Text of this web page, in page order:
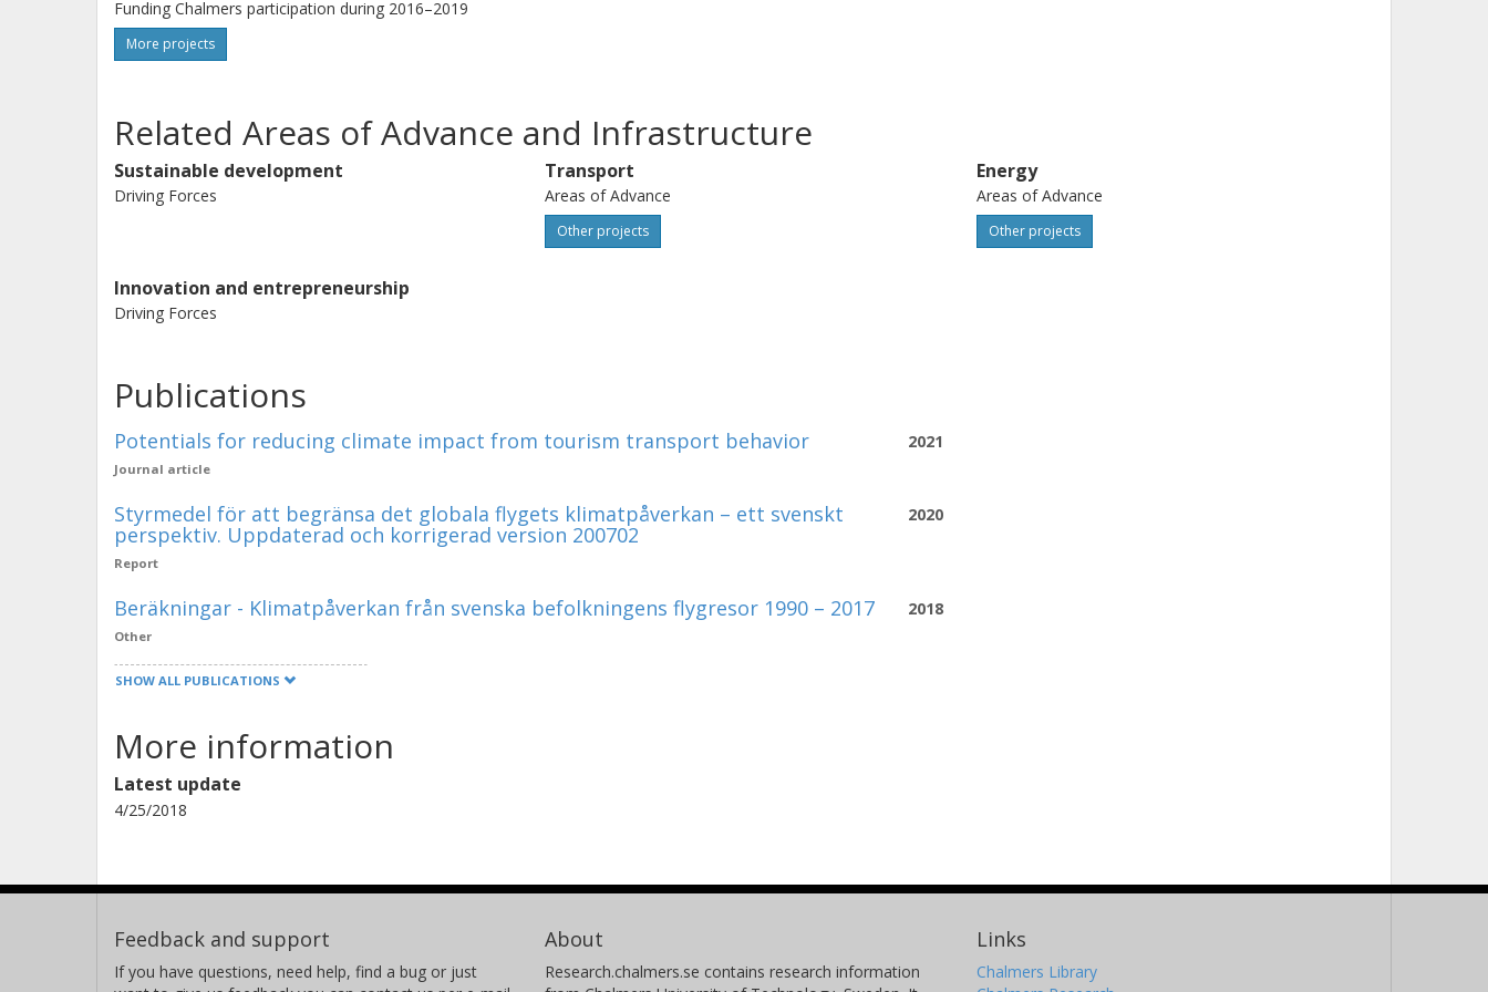
Funding Chalmers participation during 2016–2019
More projects
Related Areas of Advance and Infrastructure
Sustainable development
Driving Forces
Transport
Areas of Advance
Other projects
Energy
Areas of Advance
Other projects
Innovation and entrepreneurship
Driving Forces
Publications
2021
Potentials for reducing climate impact from tourism transport behavior
Journal article
2020
Styrmedel för att begränsa det globala flygets klimatpåverkan – ett svenskt
perspektiv. Uppdaterad och korrigerad version 200702
Report
2018
Beräkningar - Klimatpåverkan från svenska befolkningens flygresor 1990 – 2017
Other
SHOW ALL PUBLICATIONS
More information
Latest update
4/25/2018
Feedback and support
If you have questions, need help, find a bug or just
About
Research.chalmers.se contains research information
Links
Chalmers Library